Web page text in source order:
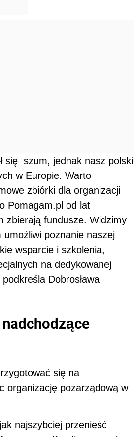
się szum, jednak nasz polski
w Europie. Warto
zbiórki dla organizacji
Pomagam.pl od lat
zbierają fundusze. Widzimy
poznanie naszej
wsparcie i szkolenia,
na dedykowanej
Dobrosława
się na
organizację pozarządową w
najszybciej przenieść